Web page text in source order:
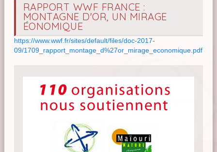
RAPPORT WWF FRANCE :
MONTAGNE D'OR, UN MIRAGE
ÉONOMIQUE
https://www.wwf.fr/sites/default/files/doc-2017-
09/1709_rapport_montage_d%27or_mirage_economique.pdf